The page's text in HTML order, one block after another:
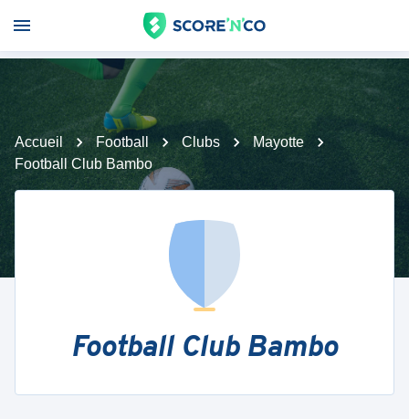
Accueil Football Clubs
Mayotte
Football Club Bambo
Football Club Bambo